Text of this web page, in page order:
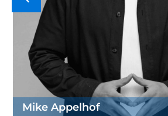
Mike Appelhof